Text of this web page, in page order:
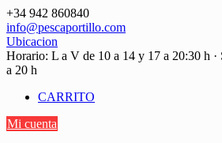
Saltar
contenido
+34 942 860840
info@pescaportillo.com
Ubicacion
Horario: L a V de 10 a 14 y 17 a 20:30 h ·
a 20 h
CARRITO
Mi cuenta